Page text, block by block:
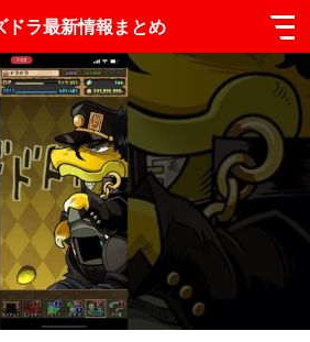
ドラ最新情報まとめ